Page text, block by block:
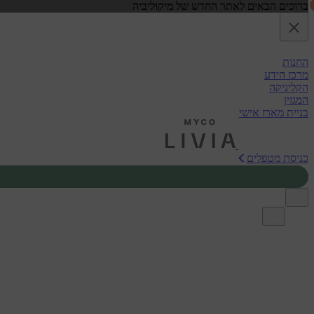
ברוכים הבאים לאתר החדש של מיקוליביה
Open menu
החנות
מרכז הידע
הקליניקה
המגזין
בניית מארז אישי
כניסת מטפלים